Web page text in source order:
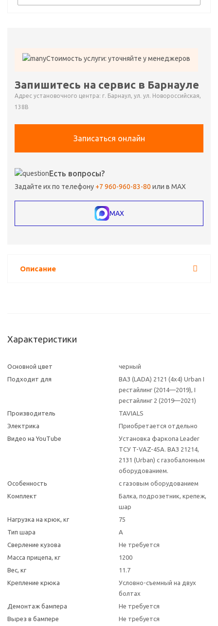
Стоимость услуги: уточняйте у менеджеров
Запишитесь на сервис в Барнауле
Адрес установочного центра: г. Барнаул, ул. ул. Новороссийская,
138В
Записаться онлайн
Есть вопросы?
Задайте их по телефону +7 960-960-83-80 или в MAX
MAX
Описание
Характеристики
Основной цвет
черный
Подходит для
ВАЗ (LADA) 2121 (4x4) Urban I
рестайлинг (2014—2019), I
рестайлинг 2 (2019—2021)
Производитель
TAVIALS
Электрика
Приобретается отдельно
Видео на YouTube
Установка фаркопа Leader
ТСУ T-VAZ-45A. ВАЗ 21214,
2131 (Urban) с газобалонным
оборудованием.
Особенность
с газовым оборудованием
Комплект
Балка, подрозетник, крепеж,
шар
Нагрузка на крюк, кг
75
Тип шара
A
Сверление кузова
Не требуется
Масса прицепа, кг
1200
Вес, кг
11.7
Крепление крюка
Условно-съемный на двух
болтах
Демонтаж бампера
Не требуется
Вырез в бампере
Не требуется